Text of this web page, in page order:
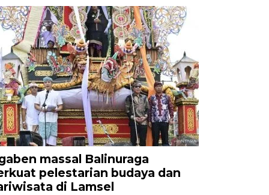
massal Balinuraga
pelestarian budaya dan
di Lamsel